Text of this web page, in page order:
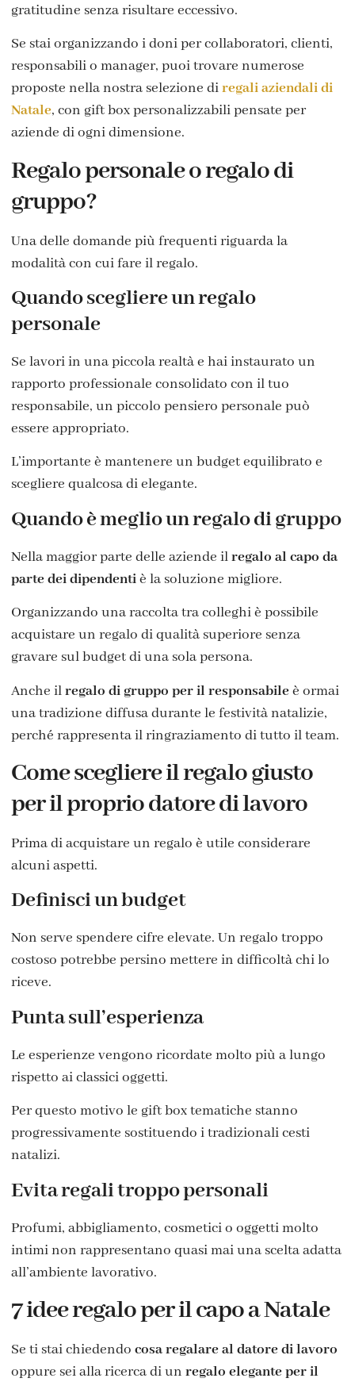
gratitudine senza risultare eccessivo.
Se stai organizzando i doni per collaboratori, clienti,
responsabili o manager, puoi trovare numerose
proposte nella nostra selezione diregali aziendali di
Natale, con gift box personalizzabili pensate per
aziende di ogni dimensione.
Regalo personale o regalo di
gruppo?
Una delle domande più frequenti riguarda la
modalità con cui fare il regalo.
Quando scegliere un regalo
personale
Se lavori in una piccola realtà e hai instaurato un
rapporto professionale consolidato con il tuo
responsabile, un piccolo pensiero personale può
essere appropriato.
L’importante è mantenere un budget equilibrato e
scegliere qualcosa di elegante.
Quando è meglio un regalo di gruppo
Nella maggior parte delle aziende ilregalo al capo da
parte dei dipendentiè la soluzione migliore.
Organizzando una raccolta tra colleghi è possibile
acquistare un regalo di qualità superiore senza
gravare sul budget di una sola persona.
Anche ilregalo di gruppo per il responsabileè ormai
una tradizione diffusa durante le festività natalizie,
perché rappresenta il ringraziamento di tutto il team.
Come scegliere il regalo giusto
per il proprio datore di lavoro
Prima di acquistare un regalo è utile considerare
alcuni aspetti.
Definisci un budget
Non serve spendere cifre elevate. Un regalo troppo
costoso potrebbe persino mettere in difficoltà chi lo
riceve.
Punta sull’esperienza
Le esperienze vengono ricordate molto più a lungo
rispetto ai classici oggetti.
Per questo motivo le gift box tematiche stanno
progressivamente sostituendo i tradizionali cesti
natalizi.
Evita regali troppo personali
Profumi, abbigliamento, cosmetici o oggetti molto
intimi non rappresentano quasi mai una scelta adatta
all’ambiente lavorativo.
7 idee regalo per il capo a Natale
Se ti stai chiedendo cosa regalare al datore di lavoro
oppure sei alla ricerca di un regalo elegante per il